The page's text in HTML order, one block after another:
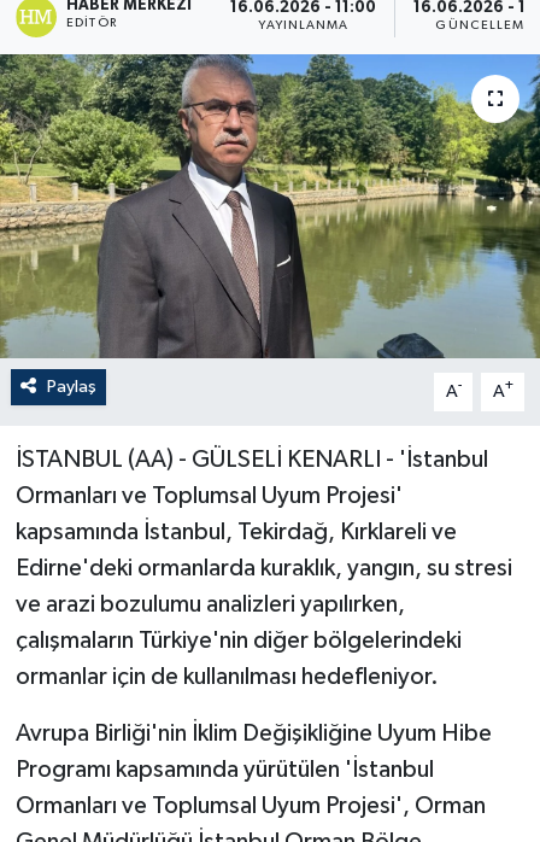
HABER MERKEZI
EDITÖR
16.06.2026 - 11:00
YAYINLANMA
16.06.2026 -
GÜNCELLEME
Paylaş A- A+
İSTANBUL (AA) - GÜLSELİ KENARLI - 'İstanbul
Ormanları ve Toplumsal Uyum Projesi'
kapsamında İstanbul, Tekirdağ, Kırklareli ve
Edirne'deki ormanlarda kuraklık, yangın, su stresi
ve arazi bozulumu analizleri yapılırken,
çalışmaların Türkiye'nin diğer bölgelerindeki
ormanlar için de kullanılması hedefleniyor.
Avrupa Birliği'nin İklim Değişikliğine Uyum Hibe
Programı kapsamında yürütülen 'İstanbul
Ormanları ve Toplumsal Uyum Projesi', Orman